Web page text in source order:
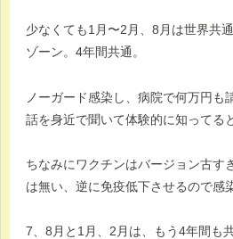
少なくても1月〜2月、8月は世界共
ゾーン。4年間共通。
ノーガード感染し、病院で何万円も
話を身近で聞いて体験的に知ってる
ちなみにワクチンはバージョン古す
は無い、逆に免疫低下させるので感
7、8月と1月、2月は、もう4年間も